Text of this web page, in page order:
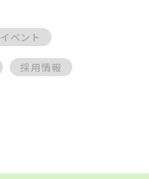
イベント
採用情報